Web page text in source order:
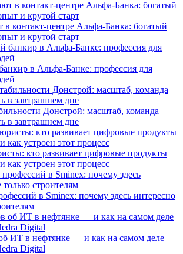
в контакт-центре Альфа-Банка: богатый
и крутой старт
в Альфа-Банке: профессия для
Донстрой: масштаб, команда
в завтрашнем дне
кто развивает цифровые продукты
как устроен этот процесс
в Sminex: почему здесь интересно
ИТ в нефтянке — и как на самом деле
Digital